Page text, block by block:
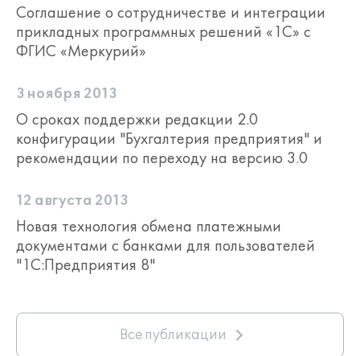
Соглашение о сотрудничестве и интеграции
прикладных программных решений «1С» с
ФГИС «Меркурий»
3 ноября 2013
О сроках поддержки редакции 2.0
конфигурации "Бухгалтерия предприятия" и
рекомендации по переходу на версию 3.0
12 августа 2013
Новая технология обмена платежными
документами с банками для пользователей
"1С:Предприятия 8"
Все публикации